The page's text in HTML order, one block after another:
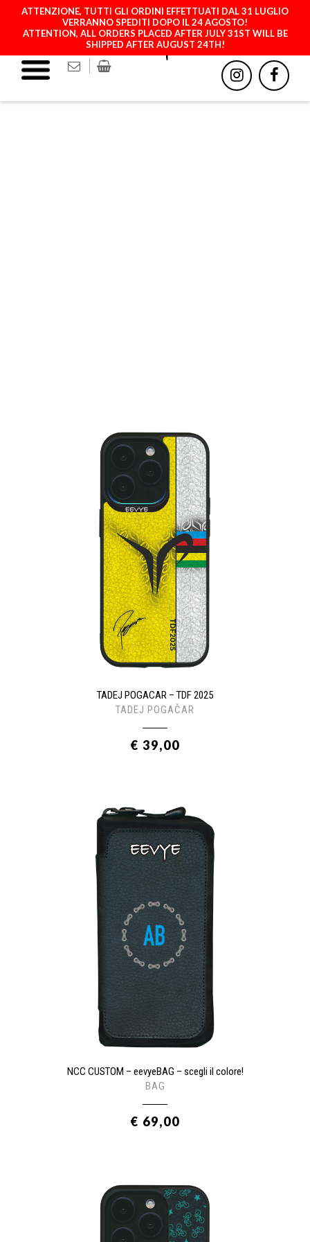
ATTENZIONE, TUTTI GLI ORDINI EFFETTUATI DAL 31 LUGLIO
VERRANNO SPEDITI DOPO IL 24 AGOSTO!
ATTENTION, ALL ORDERS PLACED AFTER JULY 31ST WILL BE
SHIPPED AFTER AUGUST 24TH!
TADEJ POGACAR – TDF 2025
TADEJ POGAČAR
€ 39,00
NCC CUSTOM – eevyeBAG – scegli il colore!
BAG
€ 69,00